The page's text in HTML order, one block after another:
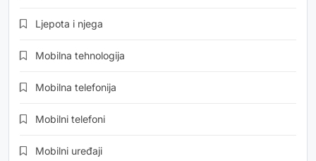
Ljepota i njega
Mobilna tehnologija
Mobilna telefonija
Mobilni telefoni
Mobilni uređaji